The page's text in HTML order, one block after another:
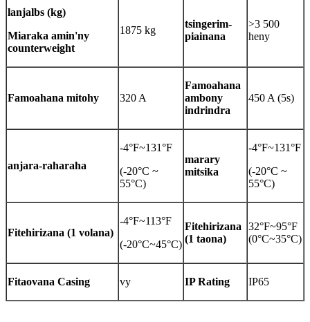
lanjalbs (kg)
Miaraka amin'ny
counterweight
1875 kg
tsingerim-
piainana
>3 500
heny
Famoahana mitohy 320 A
Famoahana
ambony
indrindra
450 A (5s)
anjara-raharaha
-4°F~131°F
(-20°C ~
55°C)
marary
mitsika
-4°F~131°F
(-20°C ~
55°C)
Fitehirizana (1 volana)
-4°F~113°F
(-20°C~45°C)
Fitehirizana
(1 taona)
32°F~95°F
(0°C~35°C)
Fitaovana Casing vy IP Rating IP65